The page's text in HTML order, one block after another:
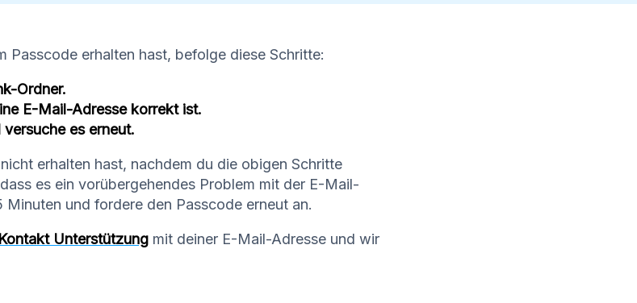
Passcode erhalten hast, befolge diese Schritte:
Ordner.
E-Mail-Adresse korrekt ist.
es erneut.
erhalten hast, nachdem du die obigen Schritte
es ein vorübergehendes Problem mit der E-Mail-
und fordere den Passcode erneut an.
Kontakt Unterstützung mit deiner E-Mail-Adresse und wir